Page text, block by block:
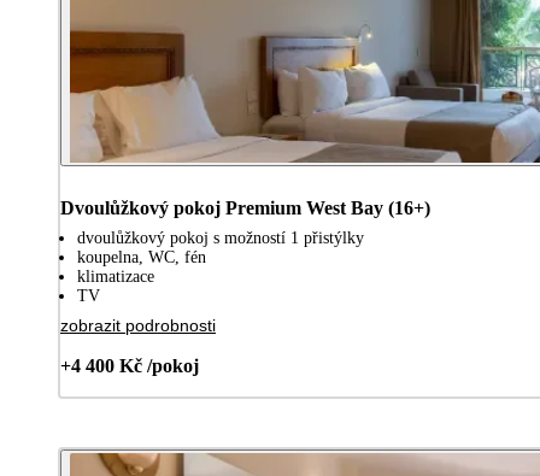
Dvoulůžkový pokoj Premium West Bay (16+)
dvoulůžkový pokoj s možností 1 přistýlky
koupelna, WC, fén
klimatizace
TV
zobrazit podrobnosti
+4 400 Kč /pokoj